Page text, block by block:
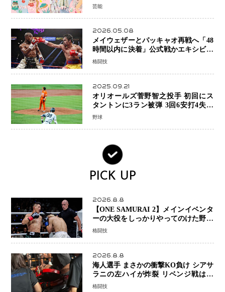
芸能
2026.05.08
メイウェザーとパッキャオ再戦へ「48
時間以内に決着」公式戦かエキシビシ
ョンか混迷続く
格闘技
2025.09.21
オリオールズ菅野智之投手 初回にス
タントンに3ラン被弾 3回6安打4失点
で降板
野球
PICK UP
2026.8.8
【ONE SAMURAI 2】メインイベンタ
ーの大役をしっかりやってのけた野杁
正明が衝撃のリベンジ！ リウ・メン
ーで完全決着
格闘技
2026.8.8
海人選手 まさかの衝撃KO負け シアサ
ラニの左ハイが炸裂 リベンジ戦は一
瞬で決着
格闘技